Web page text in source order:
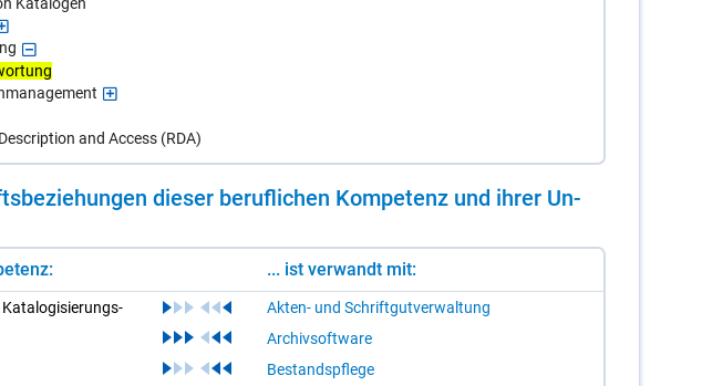
and Access (RDA)
die­ser be­ruf­li­chen Kom­pe­tenz und ih­rer Un­
... ist verwandt mit:
Ka­ta­lo­gi­sie­rungs­
Akten- und Schriftgutverwaltung
Archivsoftware
Bestandspflege